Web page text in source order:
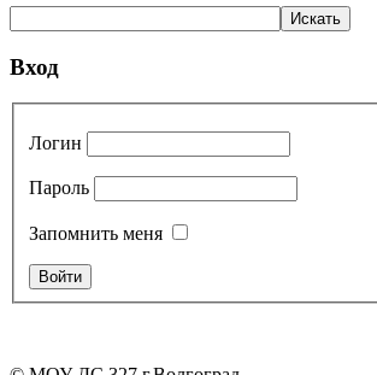
Вход
Логин
Пароль
Запомнить меня